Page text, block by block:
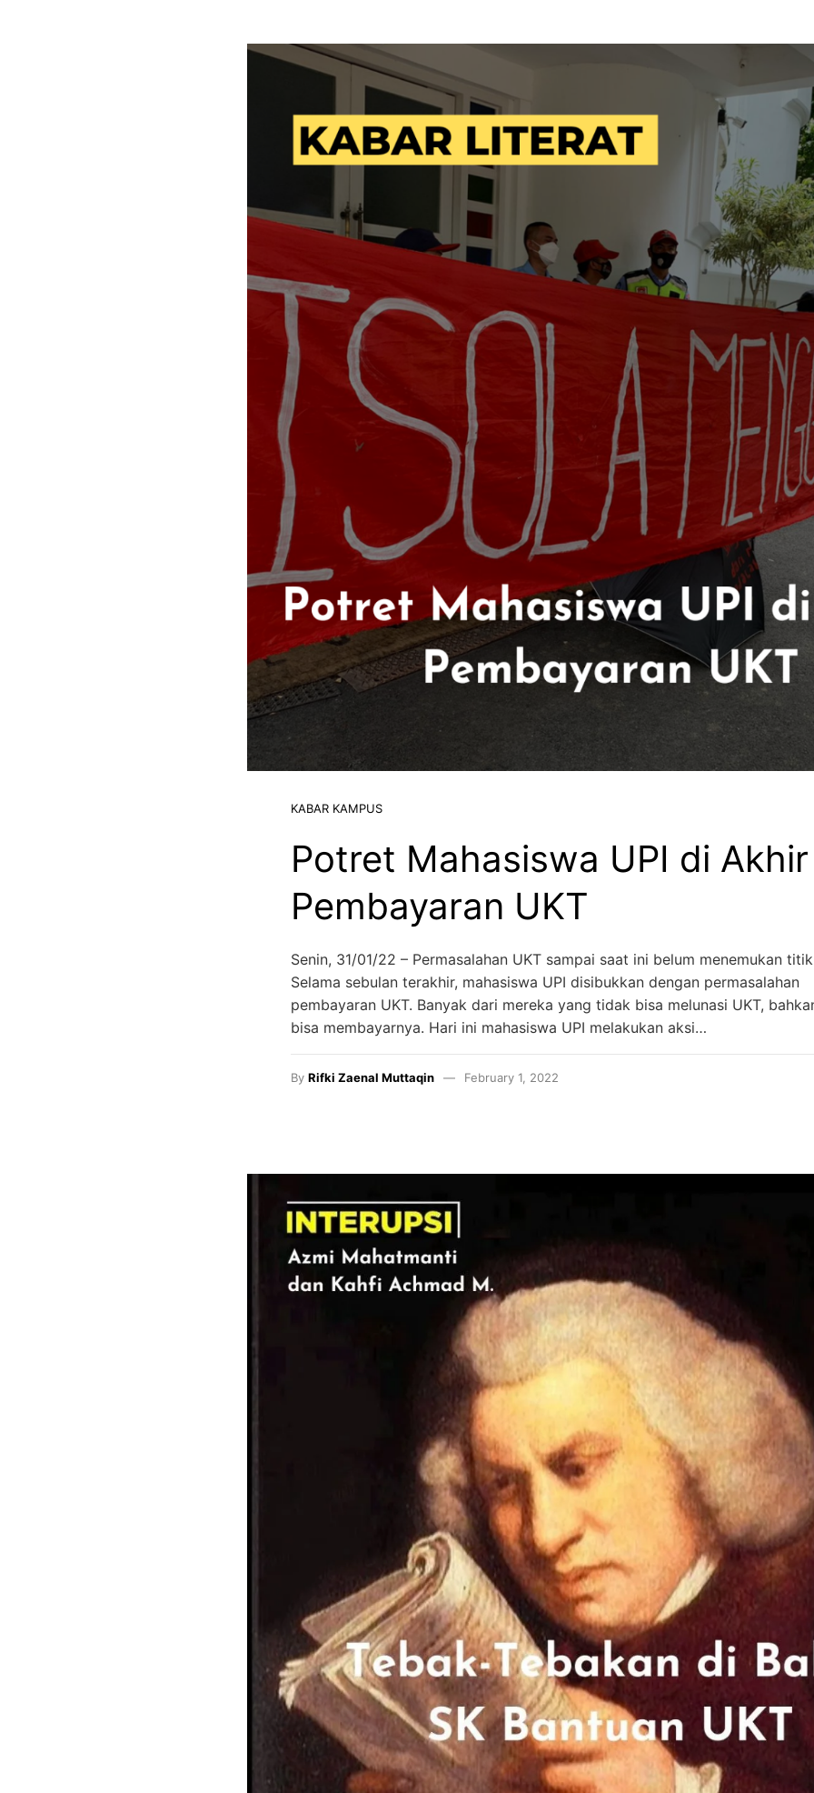
KABAR KAMPUS
Potret Mahasiswa UPI di Akhir
Pembayaran UKT
Senin, 31/01/22 – Permasalahan UKT sampai saat ini belum menemukan
Selama sebulan terakhir, mahasiswa UPI disibukkan dengan permasalahan
pembayaran UKT. Banyak dari mereka yang tidak bisa melunasi UKT,
bisa membayarnya. Hari ini mahasiswa UPI melakukan aksi…
By Rifki Zaenal Muttaqin February 1, 2022